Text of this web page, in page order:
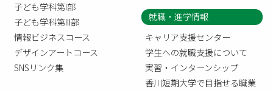
子ども学科第I部
子ども学科第III部
情報ビジネスコース
デザインアートコース
SNSリンク集
就職・進学情報
キャリア支援センター
学生への就職支援について
実習・インターンシップ
香川短期大学で目指せる職業